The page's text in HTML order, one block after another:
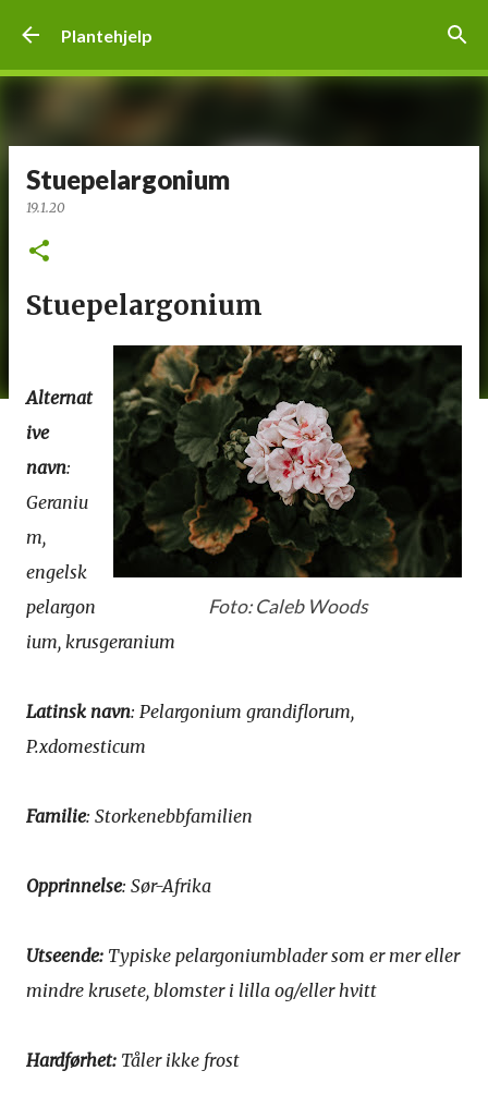
Plantehjelp
Stuepelargonium
19.1.20
Stuepelargonium
Foto: Caleb Woods
Alternat
ive
navn:
Geraniu
m,
engelsk
pelargon
ium, krusgeranium
Latinsk navn: Pelargonium grandiflorum,
P.xdomesticum
Familie: Storkenebbfamilien
Opprinnelse: Sør-Afrika
Utseende: Typiske pelargoniumblader som er mer eller
mindre krusete, blomster i lilla og/eller hvitt
Hardførhet: Tåler ikke frost